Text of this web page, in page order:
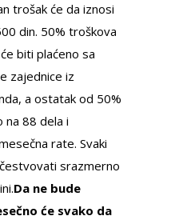
trošak će da iznosi
din. 50% troškova
biti plaćeno sa
zajednice iz
a ostatak od 50%
na 88 dela i
rate. Svaki
srazmerno
Da ne bude
će svako da